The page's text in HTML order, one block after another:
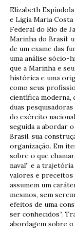
Elizabeth
e Ligia Maria
Federal do Rio de
Marinha do Brasil:
de um exame das
uma análise sócio-
que a Marinha e
histórica e uma
como seus
científica moderna,
duas
do exército
seguida a abordar
Brasil, sua
organização. Em
sobre o que
naval” e a
valores e preceitos
assumem um
mesmos, sem
efeitos de uma
ser conhecidos”.
abordagem sobre o